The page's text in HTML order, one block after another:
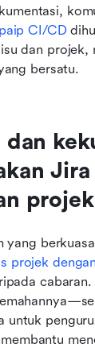
CI/CD
dan projek,
bersatu.
projek
yang
projek
untuk